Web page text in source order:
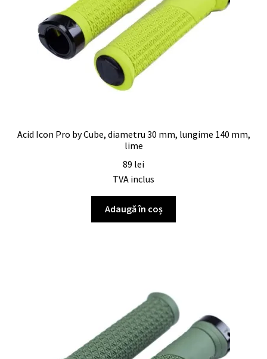
Acid Icon Pro by Cube, diametru 30 mm, lungime 140 mm,
lime
89 lei
TVA inclus
Adaugă în coș